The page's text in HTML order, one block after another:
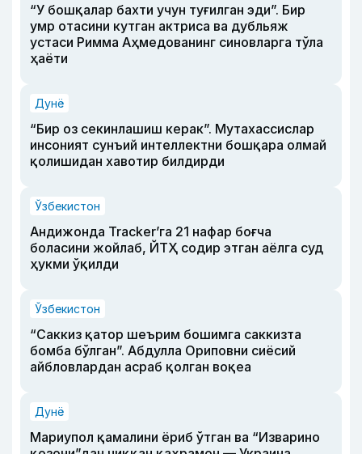
“У бошқалар бахти учун туғилган эди”. Бир
умр отасини кутган актриса ва дубльяж
устаси Римма Аҳмедованинг синовларга тўла
ҳаёти
Дунё
“Бир оз секинлашиш керак”. Мутахассислар
инсоният сунъий интеллектни бошқара олмай
қолишидан хавотир билдирди
Ўзбекистон
Андижонда Tracker’га 21 нафар боғча
боласини жойлаб, ЙТҲ содир этган аёлга суд
ҳукми ўқилди
Ўзбекистон
“Саккиз қатор шеърим бошимга саккизта
бомба бўлган”. Абдулла Ориповни сиёсий
айбловлардан асраб қолган воқеа
Дунё
Мариупол қамалини ёриб ўтган ва “Изварино